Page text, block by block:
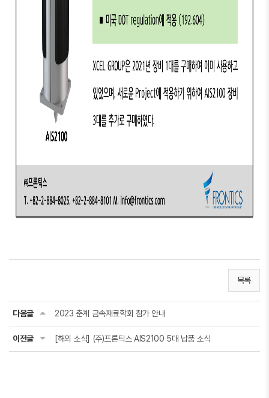
목록
다음글 2023 춘계 금속재료학회 참가 안내
이전글 [해외 소식] (주)프론틱스 AIS2100 5대 납품 소식